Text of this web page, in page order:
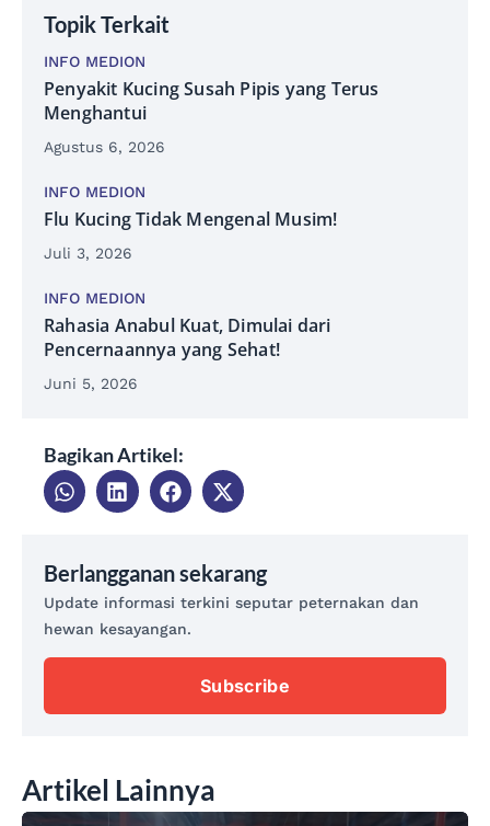
Topik Terkait
INFO MEDION
Penyakit Kucing Susah Pipis yang Terus
Menghantui
Agustus 6, 2026
INFO MEDION
Flu Kucing Tidak Mengenal Musim!
Juli 3, 2026
INFO MEDION
Rahasia Anabul Kuat, Dimulai dari
Pencernaannya yang Sehat!
Juni 5, 2026
Bagikan Artikel:
Berlangganan sekarang
Update informasi terkini seputar peternakan dan
hewan kesayangan.
Subscribe
Artikel Lainnya